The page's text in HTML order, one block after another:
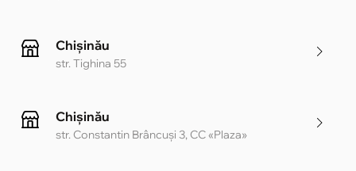
Chișinău
str. Tighina 55
Chișinău
str. Constantin Brâncuși 3, CC «Plaza»